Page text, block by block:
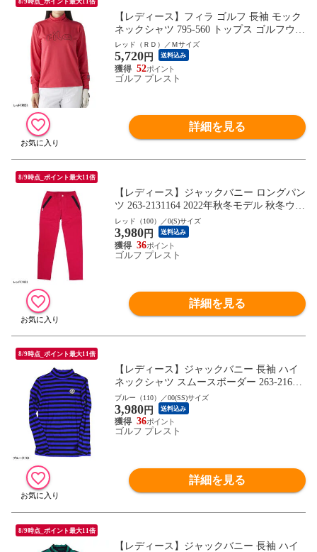
【レディース】フィラ ゴルフ 長袖 モック
ネックシャツ 795-560 トップス ゴルフウェ
ア 2025年秋冬モデル FILA GOLF 秋冬ウェ
ア 795560 女性用 インナーにも
レッド（ＲＤ）／Ｍサイズ
5,720円 送料込み
52
ゴルフ プレスト
詳細を見る
8/9時点_ポイント最大11倍
【レディース】ジャックバニー ロングパン
ツ 263-2131164 2022年秋冬モデル 秋冬ウェ
ア ゴルフウェア ボトムス Jack Bunny!! ジ
ャックバニー!! 女性用
レッド（100）／0(S)サイズ
3,980円 送料込み
36
ゴルフ プレスト
詳細を見る
8/9時点_ポイント最大11倍
【レディース】ジャックバニー 長袖 ハイ
ネックシャツ スムースボーダー 263-21660
38 2021年秋冬モデル ゴルフウェア トップ
ス 秋冬ウェア Jack Bunny!! ジャックバニ
ー!!
ブルー（110）／00(SS)サイズ
3,980円 送料込み
36
ゴルフ プレスト
詳細を見る
8/9時点_ポイント最大11倍
【レディース】ジャックバニー 長袖 ハイ